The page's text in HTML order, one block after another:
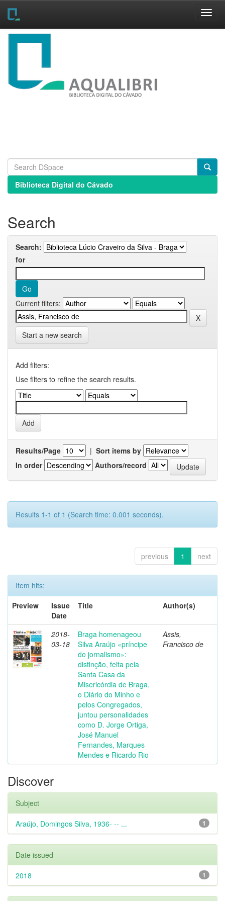
Skip
Biblioteca Digital do Cávado
Search
Search:
for
Current filters:
Start a new search
Add filters:
Use filters to refine the search results.
Results/Page | Sort items by
In order
Authors/record
Results 1-1 of 1 (Search time: 0.001 seconds).
previous 1 next
Item hits:
Preview
Issue
Date
Title Author(s)
2018-
03-18
Braga homenageou
Silva Araújo «príncipe
do jornalismo»:
distinção, feita pela
Santa Casa da
Misericórdia de Braga,
o Diário do Minho e
pelos Congregados,
juntou personalidades
como D. Jorge Ortiga,
José Manuel
Fernandes, Marques
Mendes e Ricardo Rio
Assis,
Francisco de
Discover
Subject
1
Araújo, Domingos Silva, 1936- -- ...
Date issued
1
2018